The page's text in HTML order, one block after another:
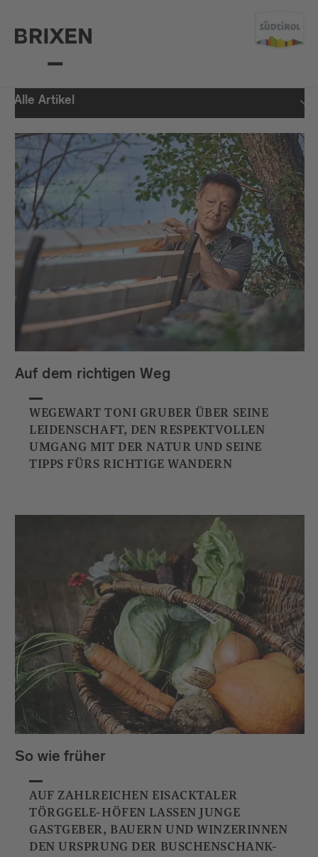
Alle Artikel
Auf dem richtigen Weg
WEGEWART TONI GRUBER ÜBER SEINE
LEIDENSCHAFT, DEN RESPEKTVOLLEN
UMGANG MIT DER NATUR UND SEINE
TIPPS FÜRS RICHTIGE WANDERN
So wie früher
AUF ZAHLREICHEN EISACKTALER
TÖRGGELE-HÖFEN LASSEN JUNGE
GASTGEBER, BAUERN UND WINZERINNEN
DEN URSPRUNG DER BUSCHENSCHANK-